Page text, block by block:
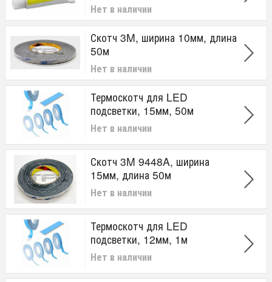
Нет в наличии
Скотч 3M, ширина 10мм, длина
50м
Нет в наличии
Термоскотч для LED
подсветки, 15мм, 50м
Нет в наличии
Скотч 3M 9448A, ширина
15мм, длина 50м
Нет в наличии
Термоскотч для LED
подсветки, 12мм, 1м
Нет в наличии